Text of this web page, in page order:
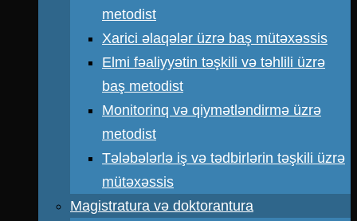
metodist
Xarici əlaqələr üzrə baş mütəxəssis
Elmi fəaliyyətin təşkili və təhlili üzrə
baş metodist
Monitorinq və qiymətləndirmə üzrə
metodist
Tələbələrlə iş və tədbirlərin təşkili üzrə
mütəxəssis
Magistratura və doktorantura